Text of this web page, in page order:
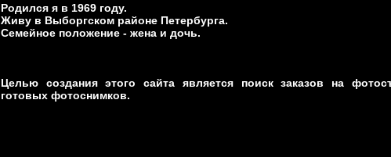
Родился я в 1969 году.
Живу в Выборгском районе Петербурга.
Семейное положение - жена и дочь.
Целью создания этого сайта является поиск заказов на
готовых фотоснимков.